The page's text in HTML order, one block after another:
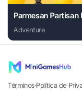
Parmesan Partisan
Adventure
Play Parmesan
Términos·Política de